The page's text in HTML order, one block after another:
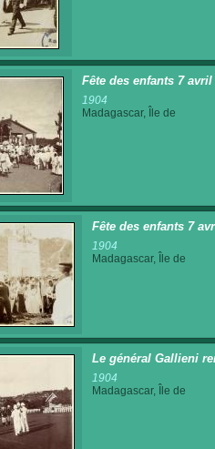
Fête des enfants 7
1904
Madagascar, Île de
Fête des enfants 7
1904
Madagascar, Île de
Le général Gallieni
1904
Madagascar, Île de